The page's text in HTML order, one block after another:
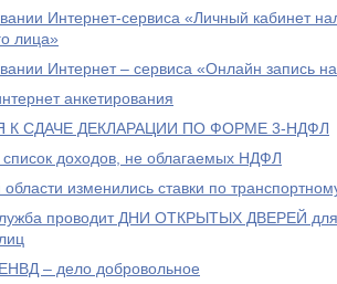
Интернет-сервиса «Личный кабинет
лица»
Интернет – сервиса «Онлайн запись
анкетирования
К СДАЧЕ ДЕКЛАРАЦИИ ПО ФОРМЕ 3-НДФЛ
доходов, не облагаемых НДФЛ
изменились ставки по
проводит ДНИ ОТКРЫТЫХ ДВЕРЕЙ для
– дело добровольное